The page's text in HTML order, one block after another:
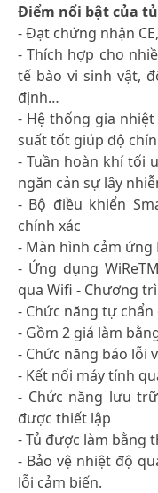
Điểm nổi bật của
- Đạt chứng nhận
- Thích hợp cho
tế bào vi sinh vật,
định…
- Hệ thống gia
suất tốt giúp độ
- Tuần hoàn khí tối
ngăn cản sự lây
- Bộ điều khiển
chính xác
- Màn hình cảm ứng
- Ứng dụng
qua Wifi - Chương
- Chức năng tự
- Gồm 2 giá làm
- Chức năng báo lỗi
- Kết nối máy tính
- Chức năng lưu
được thiết lập
- Tủ được làm bằng
- Bảo vệ nhiệt độ
lỗi cảm biến.